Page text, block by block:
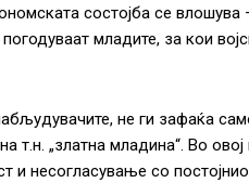
состојба се
младите, за кои
не ги зафаќа
т.н. „златна младина“. Во
и несогласување со